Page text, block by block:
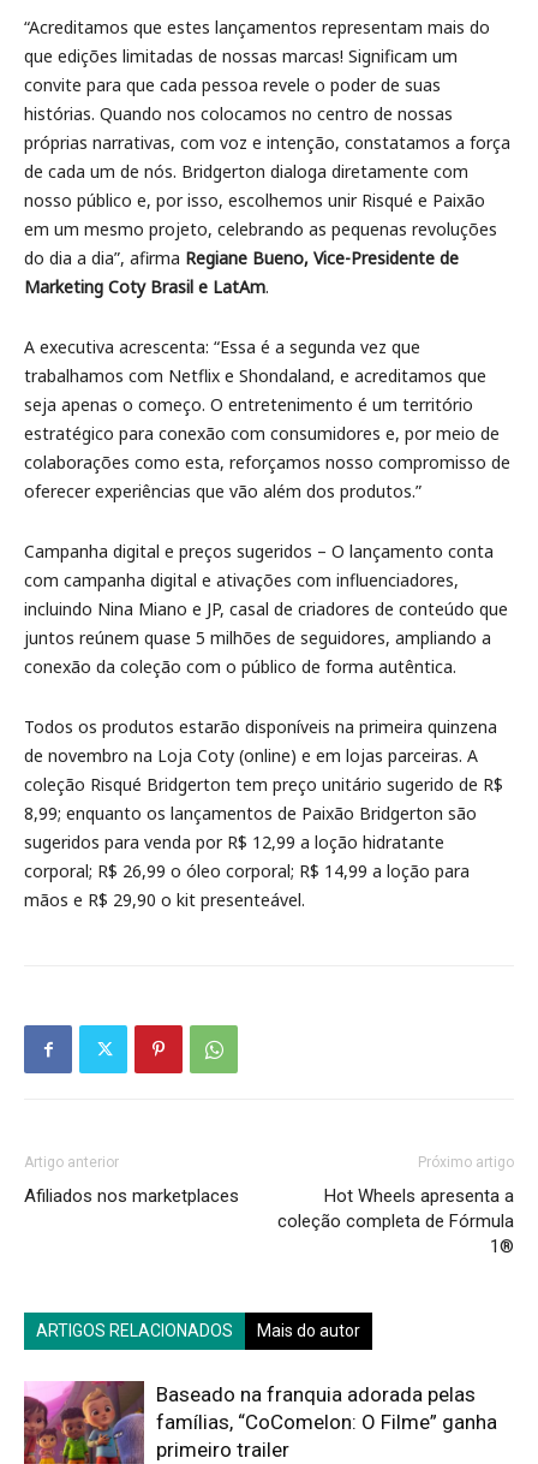
“Acreditamos que estes lançamentos representam mais do
que edições limitadas de nossas marcas! Significam um
convite para que cada pessoa revele o poder de suas
histórias. Quando nos colocamos no centro de nossas
próprias narrativas, com voz e intenção, constatamos a força
de cada um de nós. Bridgerton dialoga diretamente com
nosso público e, por isso, escolhemos unir Risqué e Paixão
em um mesmo projeto, celebrando as pequenas revoluções
do dia a dia”, afirma Regiane Bueno, Vice-Presidente de
Marketing Coty Brasil e LatAm.
A executiva acrescenta: “Essa é a segunda vez que
trabalhamos com Netflix e Shondaland, e acreditamos que
seja apenas o começo. O entretenimento é um território
estratégico para conexão com consumidores e, por meio de
colaborações como esta, reforçamos nosso compromisso de
oferecer experiências que vão além dos produtos.”
Campanha digital e preços sugeridos – O lançamento conta
com campanha digital e ativações com influenciadores,
incluindo Nina Miano e JP, casal de criadores de conteúdo que
juntos reúnem quase 5 milhões de seguidores, ampliando a
conexão da coleção com o público de forma autêntica.
Todos os produtos estarão disponíveis na primeira quinzena
de novembro na Loja Coty (online) e em lojas parceiras. A
coleção Risqué Bridgerton tem preço unitário sugerido de R$
8,99; enquanto os lançamentos de Paixão Bridgerton são
sugeridos para venda por R$ 12,99 a loção hidratante
corporal; R$ 26,99 o óleo corporal; R$ 14,99 a loção para
mãos e R$ 29,90 o kit presenteável.
Artigo anterior
Afiliados nos marketplaces
Próximo artigo
Hot Wheels apresenta a
coleção completa de Fórmula
1®
ARTIGOS RELACIONADOS Mais do autor
Baseado na franquia adorada pelas
famílias, “CoComelon: O Filme” ganha
primeiro trailer